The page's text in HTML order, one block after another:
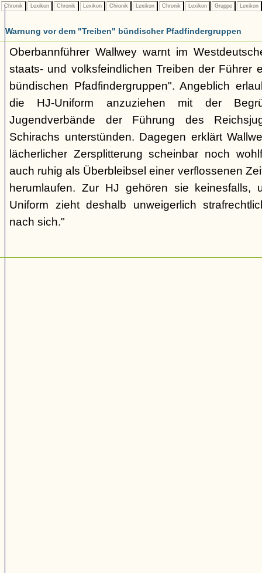
Chronik Lexikon Chronik Lexikon Chronik Lexikon Chronik Lexikon Gruppe Lexikon
Warnung vor dem "Treiben" bündischer Pfadfindergruppen
Oberbannführer Wallwey warnt im
staats- und volksfeindlichen Treiben der Führer
bündischen Pfadfindergruppen". Angeblich
die HJ-Uniform anzuziehen mit der
Jugendverbände der Führung des
Schirachs unterstünden. Dagegen erklärt
lächerlicher Zersplitterung scheinbar noch
auch ruhig als Überbleibsel einer verflossenen
herumlaufen. Zur HJ gehören sie keinesfalls,
Uniform zieht deshalb unweigerlich
nach sich."